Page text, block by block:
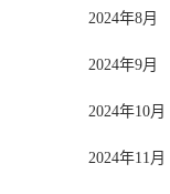
2024年8月
2024年9月
2024年10月
2024年11月